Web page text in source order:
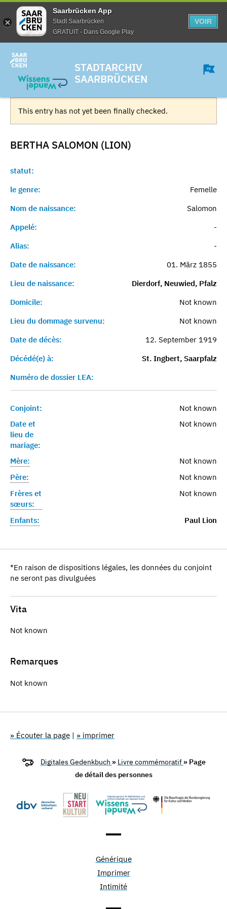
Saarbrücken App
Stadt Saarbrücken
GRATUIT - Dans Google Play
VOIR
STADTARCHIV
SAARBRÜCKEN
This entry has not yet been finally checked.
BERTHA SALOMON (LION)
statut:
le genre:
Femelle
Nom de naissance:
Salomon
Appelé:
-
Alias:
-
Date de naissance:
01. März 1855
Lieu de naissance:
Dierdorf, Neuwied, Pfalz
Domicile:
Not known
Lieu du dommage survenu:
Not known
Date de décès:
12. September 1919
Décédé(e) à:
St. Ingbert, Saarpfalz
Numéro de dossier LEA:
Conjoint:
Not known
Date et
lieu de
mariage:
Not known
Mère:
Not known
Père:
Not known
Frères et
sœurs:
Not known
Enfants: Paul Lion
*En raison de dispositions légales, les données du conjoint
ne seront pas divulguées
Vita
Not known
Remarques
Not known
» Écouter la page | » imprimer
Digitales Gedenkbuch » Livre commémoratif » Page
de détail des personnes
Générique
Imprimer
Intimité